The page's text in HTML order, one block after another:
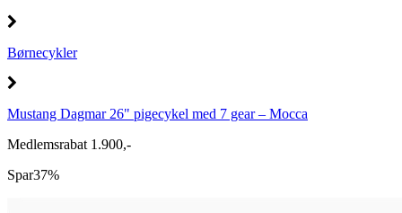
Børnecykler
Mustang Dagmar 26" pigecykel med 7 gear – Mocca
Medlemsrabat 1.900,-
Spar37%